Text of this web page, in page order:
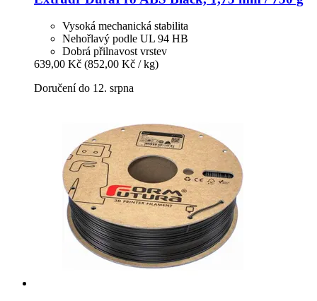
Vysoká mechanická stabilita
Nehořlavý podle UL 94 HB
Dobrá přilnavost vrstev
639,00 Kč (852,00 Kč / kg)
Doručení do 12. srpna